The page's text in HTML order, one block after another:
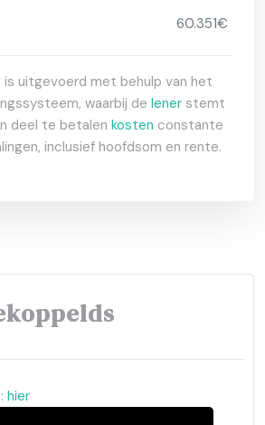
60.351€
is uitgevoerd met behulp van het
waarbij de lenerstemt
deel te betalen kosten constante
inclusief hoofdsom en rente.
hier